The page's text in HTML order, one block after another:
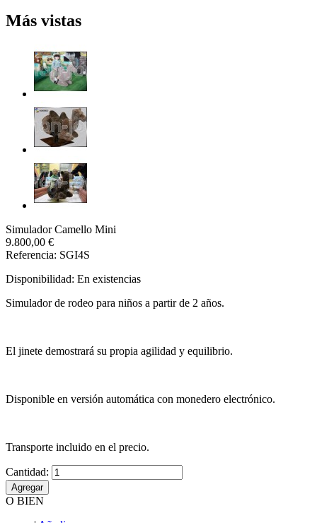
Más vistas
Simulador Camello Mini
9.800,00 €
Referencia: SGI4S
Disponibilidad: En existencias
Simulador de rodeo para niños a partir de 2 años.
El jinete demostrará su propia agilidad y equilibrio.
Disponible en versión automática con monedero electrónico.
Transporte incluido en el precio.
Cantidad:
Agregar
O BIEN